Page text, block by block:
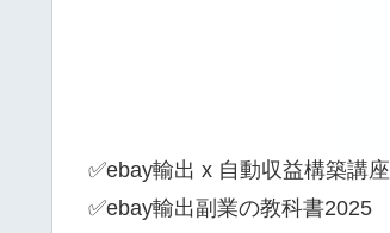
✅ebay輸出 x 自動収益構築講座
✅ebay輸出副業の教科書2025